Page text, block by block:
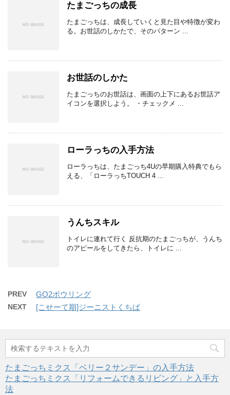
たまごっちの成長
たまごっちは、成長していくと見た目や特徴が変わ
る。お世話のしかたで、そのパターン ...
お世話のしかた
たまごっちのお世話は、画面の上下にあるお世話ア
イコンを選択しよう。 ・チェックメ ...
ローラっちの入手方法
ローラっちは、たまごっち4Uの早期購入特典でもら
える、「ローラっちTOUCH 4 ...
うんちスキル
トイレに連れて行く 反抗期のたまごっちが、うんち
のアピールをしてきたら、トイレに ...
PREV GO2ボウリング
NEXT [こせーて期]ジーニストくちぱ
たまごっちミクス「ベリー２サンデー」の入手方法
たまごっちミクス「リフォームできるリビング」と入手方
法